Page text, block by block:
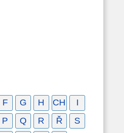
F G H CH
I
P Q R Ř
S